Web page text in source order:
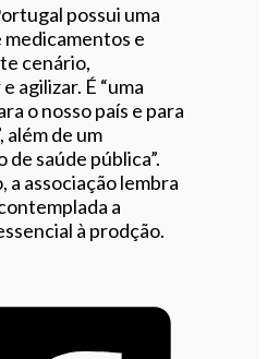
possui uma
medicamentos e
cenário,
agilizar. É “uma
o nosso país e para
além de um
saúde pública”.
a associação lembra
a
à prodção.